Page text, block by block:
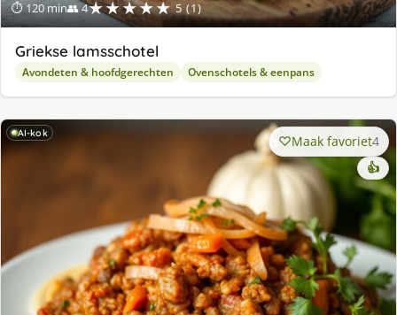
⏱ 120 min👥 4★★★★★ 5 (1)
Griekse lamsschotel
Avondeten & hoofdgerechten Ovenschotels & eenpans
AI-kok Maak favoriet4
👍